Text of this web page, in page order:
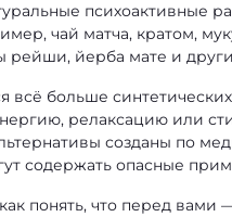
психоактивные
чай матча, кратом,
рейши, йерба мате и
всё больше
релаксацию или
созданы по
содержать опасные
понять, что перед